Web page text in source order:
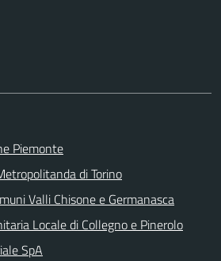
Piemonte
di Torino
Valli Chisone e Germanasca
Locale di Collegno e Pinerolo
SpA